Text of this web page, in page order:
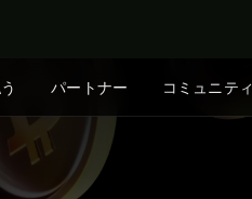
パートナー コミュニティ